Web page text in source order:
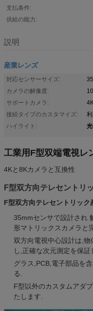
支払条件:
供給の能力:
説明
産業レンズ
対応センサーサイズ:
カメラの解像度:
サポートカメラ:
接続タイプのカスタマイズ:
ハイライト:
工業用F型双端電視レ
4Kと8Kカメラと互換性
F型双方向テレセントリ
F型双方向テレセントリッ
35mmセンサで設計され
形マトリックスカメラと
双方向電視中心設計は,
し,正確な次元測定を保証
グラス,PCB,電子部品を
る.
F型以外のカスタムアダ
たします.